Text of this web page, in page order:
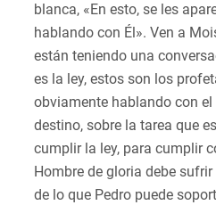
blanca, «En esto, se les
hablando con Él». Ven a
están teniendo una
es la ley, estos son los
obviamente hablando con el
destino, sobre la tarea que
cumplir la ley, para cumplir
Hombre de gloria debe
de lo que Pedro puede